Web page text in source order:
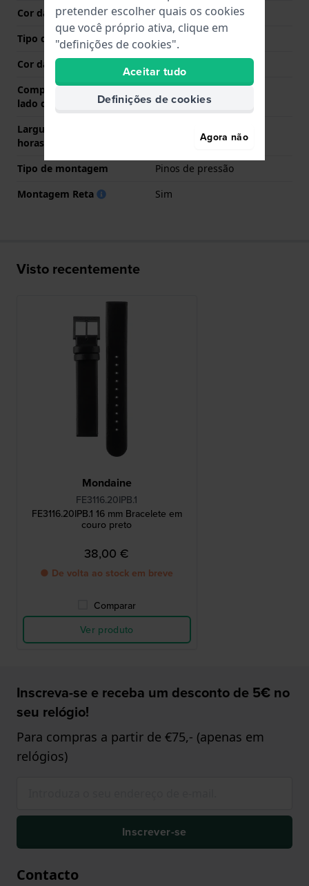
Cor da bracelete
Preto
Tipo de Fecho
Fecho
Cor da fivela
Comprimento de banda no
lado das 12 horas
75 mm
Largura de banda lado 6
horas (mm)
Tipo de montagem
Pinos de pressão
Montagem Reta
Sim
Visto recentemente
Mondaine
FE3116.20IPB.1
FE3116.20IPB.1 16 mm Bracelete em
couro preto
38,00 €
● De volta ao stock em breve
Comparar
Ver produto
Inscreva-se e receba um desconto de 5€ no
seu relógio!
Para compras a partir de €75,- (apenas em
relógios)
Inscrever-se
Contacto
pretender escolher quais os cookies
que você próprio ativa, clique em
"definições de cookies".
Aceitar tudo
Definições de cookies
Agora não